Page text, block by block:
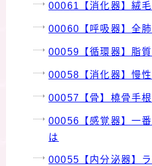
00061【消化器】絨
00060【呼吸器】全
00059【循環器】脂
00058【消化器】慢
00057【骨】橈骨手
00056【感覚器】一
は
00055【内分泌器】